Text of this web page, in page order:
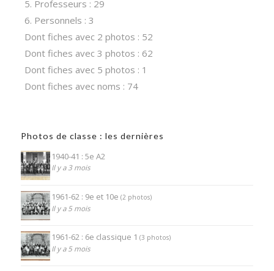
5. Professeurs : 29
6. Personnels : 3
Dont fiches avec 2 photos : 52
Dont fiches avec 3 photos : 62
Dont fiches avec 5 photos : 1
Dont fiches avec noms : 74
Photos de classe : les dernières
1940-41 : 5e A2
Il y a 3 mois
1961-62 : 9e et 10e (2 photos)
Il y a 5 mois
1961-62 : 6e classique 1 (3 photos)
Il y a 5 mois